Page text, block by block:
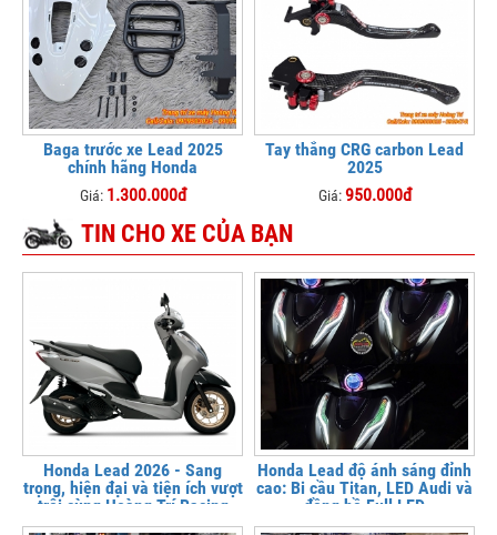
Baga trước xe Lead 2025
chính hãng Honda
Giá: 1.300.000đ
Tay thắng CRG carbon Lead
2025
Giá:950.000đ
TIN CHO XE CỦA BẠN
Honda Lead 2026 - Sang
trọng, hiện đại và tiện ích vượt
trội cùng Hoàng Trí Racing
Shop
Honda Lead độ ánh sáng đỉnh
cao: Bi cầu Titan, LED Audi và
đồng hồ Full LED